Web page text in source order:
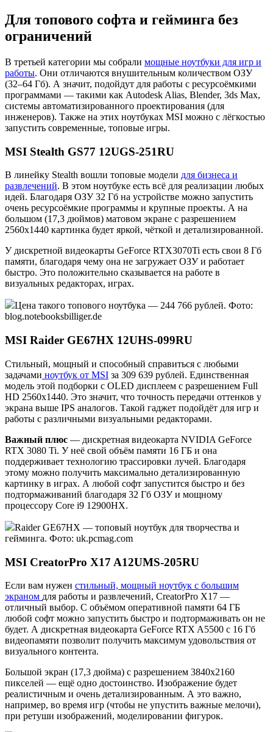
Для топового софта и гейминга без
ограничений
В третьей категории мы собрали мощные ноутбуки для игр и
работы. Они отличаются внушительным количеством ОЗУ
(32–64 Гб). А значит, подойдут для работы с ресурсоёмкими
программами — такими как Autodesk Alias, Blender, 3ds Max,
системы автоматизированного проектирования (для
инженеров). Также на этих ноутбуках MSI можно с лёгкостью
запустить современные, топовые игры.
MSI Stealth GS77 12UGS-251RU
В линейку Stealth вошли топовые модели для бизнеса и
развлечений. В этом ноутбуке есть всё для реализации любых
идей. Благодаря ОЗУ 32 Гб на устройстве можно запустить
очень ресурсоёмкие программы и крупные проекты. А на
большом (17,3 дюймов) матовом экране с разрешением
2560х1440 картинка будет яркой, чёткой и детализированной.
У дискретной видеокарты GeForce RTX3070Ti есть свои 8 Гб
памяти, благодаря чему она не загружает ОЗУ и работает
быстро. Это положительно сказывается на работе в
визуальных редакторах, играх.
Цена такого топового ноутбука — 244 766 рублей. Фото:
blog.notebooksbilliger.de
MSI Raider GE67HX 12UHS-099RU
Стильный, мощный и способный справиться с любыми
задачами ноутбук от MSI за 309 639 рублей. Единственная
модель этой подборки с OLED дисплеем с разрешением Full
HD 2560x1440. Это значит, что точность передачи оттенков у
экрана выше IPS аналогов. Такой гаджет подойдёт для игр и
работы с различными визуальными редакторами.
Важный плюс — дискретная видеокарта NVIDIA GeForce
RTX 3080 Ti. У неё свой объём памяти 16 ГБ и она
поддерживает технологию трассировки лучей. Благодаря
этому можно получить максимально детализированную
картинку в играх. А любой софт запустится быстро и без
подтормаживаний благодаря 32 Гб ОЗУ и мощному
процессору Core i9 12900HX.
Raider GE67HX — топовый ноутбук для творчества и
гейминга. Фото: uk.pcmag.com
MSI CreatorPro X17 A12UMS-205RU
Если вам нужен стильный, мощный ноутбук с большим
экраном для работы и развлечений, CreatorPro X17 —
отличный выбор. С объёмом оперативной памяти 64 ГБ
любой софт можно запустить быстро и подтормаживать он не
будет. А дискретная видеокарта GeForce RTX A5500 с 16 Гб
видеопамяти позволит получить максимум удовольствия от
визуального контента.
Большой экран (17,3 дюйма) с разрешением 3840x2160
пикселей — ещё одно достоинство. Изображение будет
реалистичным и очень детализированным. А это важно,
например, во время игр (чтобы не упустить важные мелочи),
при ретуши изображений, моделировании фигурок.